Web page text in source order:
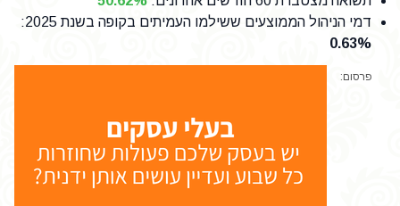
דמי הניהול הממוצעים ששילמו העמיתים בקופה בשנת 2025
:
0.63%
פרסום: